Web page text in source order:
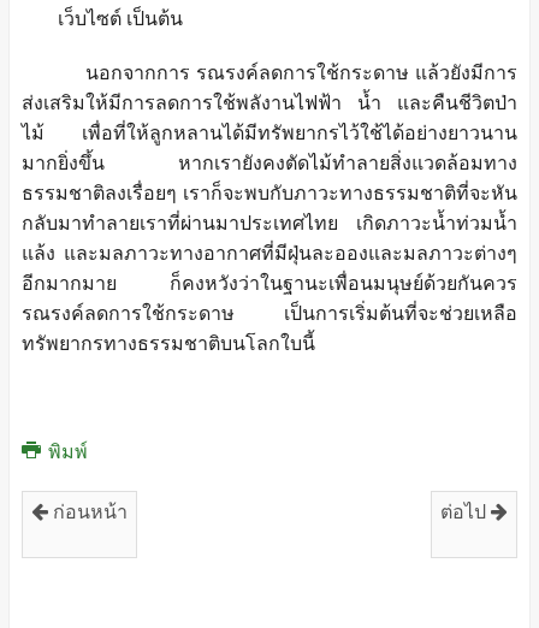
เว็บไซต์ เป็นต้น
นอกจากการ รณรงค์ลดการใช้กระดาษ แล้วยังมีการ
ส่งเสริมให้มีการลดการใช้พลังานไฟฟ้า น้ำ และคืนชีวิตป่า
ไม้ เพื่อที่ให้ลูกหลานได้มีทรัพยากรไว้ใช้ได้อย่างยาวนาน
มากยิ่งขึ้น หากเรายังคงตัดไม้ทำลายสิ่งแวดล้อมทาง
ธรรมชาติลงเรื่อยๆ เราก็จะพบกับภาวะทางธรรมชาติที่จะหัน
กลับมาทำลายเราที่ผ่านมาประเทศไทย เกิดภาวะน้ำท่วมน้ำ
แล้ง และมลภาวะทางอากาศที่มีฝุ่นละอองและมลภาวะต่างๆ
อีกมากมาย ก็คงหวังว่าในฐานะเพื่อนมนุษย์ด้วยกันควร
รณรงค์ลดการใช้กระดาษ เป็นการเริ่มต้นที่จะช่วยเหลือ
ทรัพยากรทางธรรมชาติบนโลกใบนี้
พิมพ์
ก่อนหน้า ต่อไป